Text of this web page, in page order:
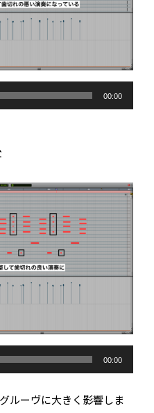
00:00
00:00
ルーヴに大きく影響しま